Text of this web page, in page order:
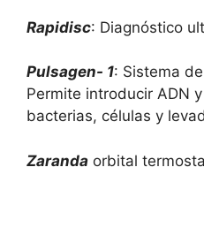
Rapidisc: Diagnóstico
Pulsagen- 1: Sistema
Permite introducir ADN
bacterias, células y
Zaranda orbital